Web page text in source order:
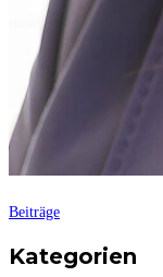
Beiträge
Kategorien